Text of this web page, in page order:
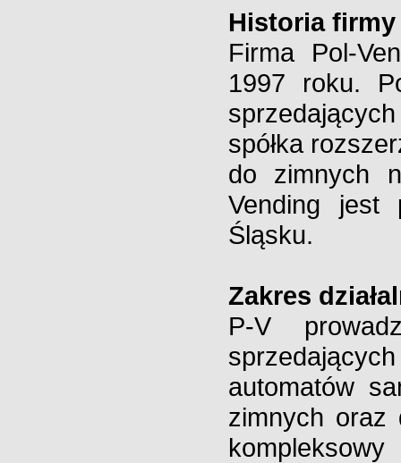
Historia firmy
Firma Pol-
1997 roku.
spółka
do zimnych
Vending jest
Śląsku.
Zakres
P-V
automatów
zimnych oraz